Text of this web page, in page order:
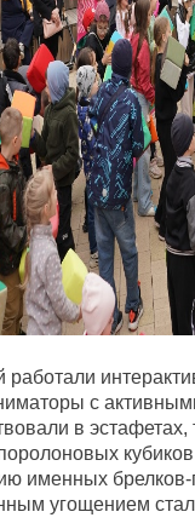
работали
с
в
именных
угощением